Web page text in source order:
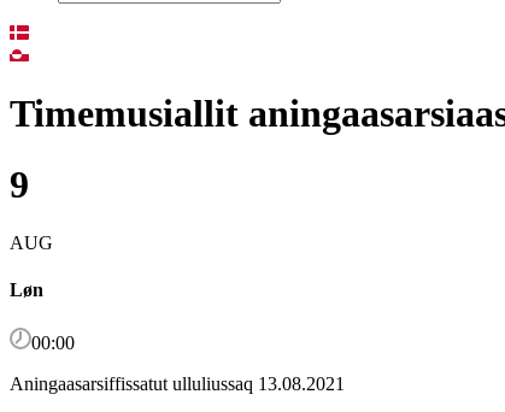
Timemusiallit
9
AUG
Løn
00:00
Aningaasarsiffissatut ulluliussaq 13.08.2021